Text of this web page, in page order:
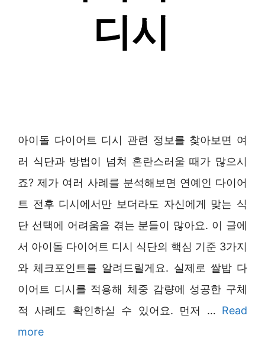
아이돌 다이어트 디시 관련 정보를 찾아보면 여
러 식단과 방법이 넘쳐 혼란스러울 때가 많으시
죠? 제가 여러 사례를 분석해보면 연예인 다이어
트 전후 디시에서만 보더라도 자신에게 맞는 식
단 선택에 어려움을 겪는 분들이 많아요. 이 글에
서 아이돌 다이어트 디시 식단의 핵심 기준 3가지
와 체크포인트를 알려드릴게요. 실제로 쌀밥 다
이어트 디시를 적용해 체중 감량에 성공한 구체
적 사례도 확인하실 수 있어요. 먼저 … Read
more